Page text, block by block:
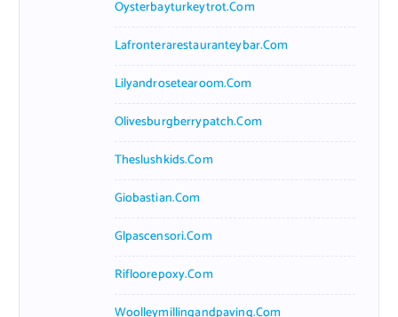
Oysterbayturkeytrot.com
Lafronterarestauranteybar.com
Lilyandrosetearoom.com
Olivesburgberrypatch.com
Theslushkids.com
Giobastian.com
Glpascensori.com
Rifloorepoxy.com
Woolleymillingandpaving.com